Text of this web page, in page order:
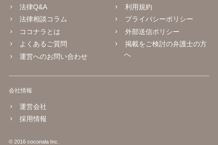
法律Q&A
法律相談コラム
ココナラとは
よくあるご質問
運営へのお問い合わせ
利用規約
プライバシーポリシー
外部送信ポリシー
掲載をご検討の弁護士の方
へ
会社情報
運営会社
採用情報
© 2016 coconala Inc.